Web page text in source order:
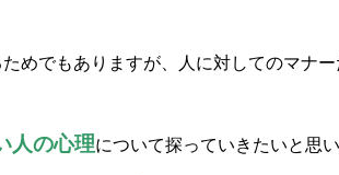
めでもありますが、人に対してのマナー
人の心理について探っていきたいと思い